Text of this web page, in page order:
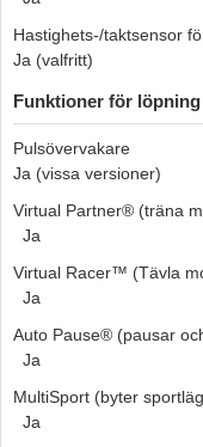
Hastighets-/taktsensor
Ja (valfritt)
Funktioner för
Pulsövervakare
Ja (vissa versioner)
Virtual Partner® (träna
Ja
Virtual Racer™ (Tävla
Ja
Auto Pause® (pausar
Ja
MultiSport (byter
Ja